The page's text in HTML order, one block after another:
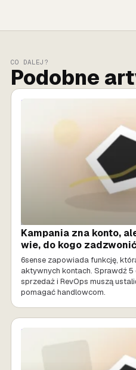
CO DALEJ?
Podobne
SPRZEDAŻ AI
Kampania zna konto,
wie, do kogo zadzwonić
6sense zapowiada funkcję,
aktywnych kontach. Sprawdź
sprzedaż i RevOps muszą
pomagać handlowcom.
SPRZEDAŻ AI